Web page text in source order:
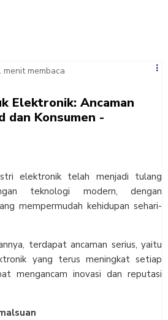
menit membaca
Elektronik: Ancaman
dan Konsumen -
elektronik telah menjadi tulang
teknologi modern, dengan
mempermudah kehidupan sehari-
terdapat ancaman serius, yaitu
yang terus meningkat setiap
mengancam inovasi dan reputasi